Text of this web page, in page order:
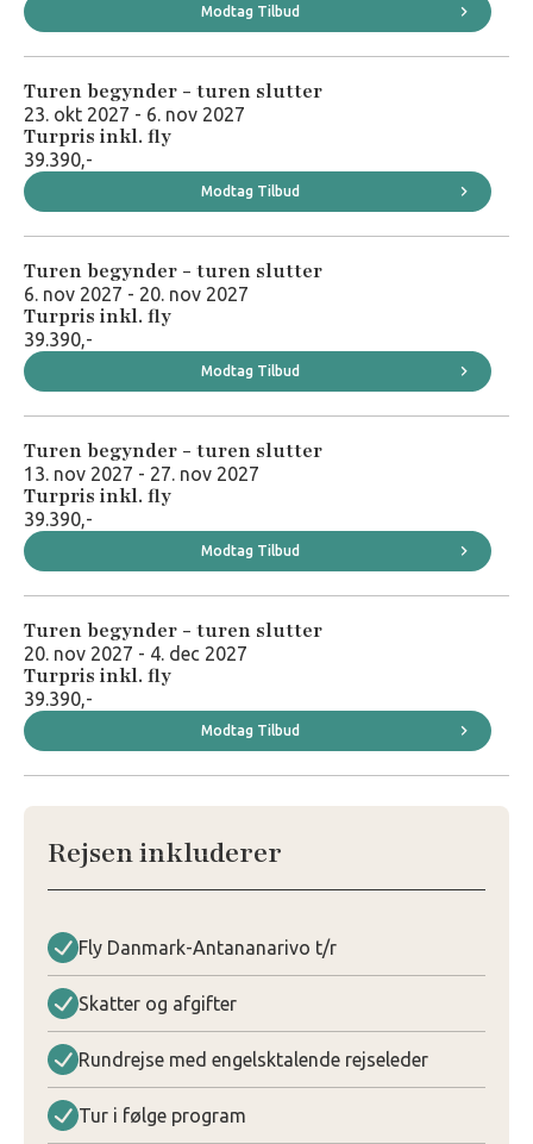
Modtag Tilbud
Turen begynder - turen slutter
23. okt 2027 - 6. nov 2027
Turpris inkl. fly
39.390,-
Modtag Tilbud
Turen begynder - turen slutter
6. nov 2027 - 20. nov 2027
Turpris inkl. fly
39.390,-
Modtag Tilbud
Turen begynder - turen slutter
13. nov 2027 - 27. nov 2027
Turpris inkl. fly
39.390,-
Modtag Tilbud
Turen begynder - turen slutter
20. nov 2027 - 4. dec 2027
Turpris inkl. fly
39.390,-
Modtag Tilbud
Rejsen inkluderer
Fly Danmark-Antananarivo t/r
Skatter og afgifter
Rundrejse med engelsktalende rejseleder
Tur i følge program